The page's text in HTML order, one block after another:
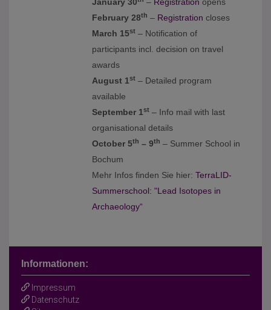
January 30
– Registration opens
February 28th – Registration closes
March 15st – Notification of
participants incl. decision on travel
awards
August 1st – Detailed program
available
September 1st – Info mail with last
organisational details
October 5th – 9th – Summer School in
Bochum
Mehr Infos finden Sie hier: TerraLID-
Summerschool: "Lead Isotopes in
Archaeology“
Informationen:
Impressum
Datenschutz